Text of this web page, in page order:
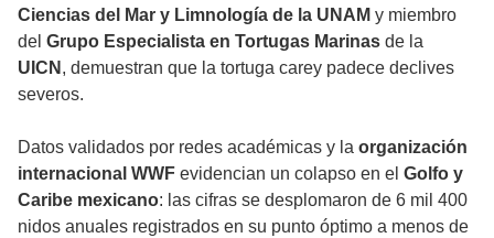
Ciencias del Mar y Limnología de la UNAM y miembro
del Grupo Especialista en Tortugas Marinas de la
UICN , demuestran que la tortuga carey padece declives
severos.
Datos validados por redes académicas y la organización
internacional WWF evidencian un colapso en el Golfo y
Caribe mexicano: las cifras se desplomaron de 6 mil 400
nidos anuales registrados en su punto óptimo a menos de